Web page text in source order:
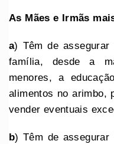
As Mães e Irmãs
a) Têm de
família, desde a
menores, a
alimentos no arimbo,
vender eventuais
b) Têm de assegurar